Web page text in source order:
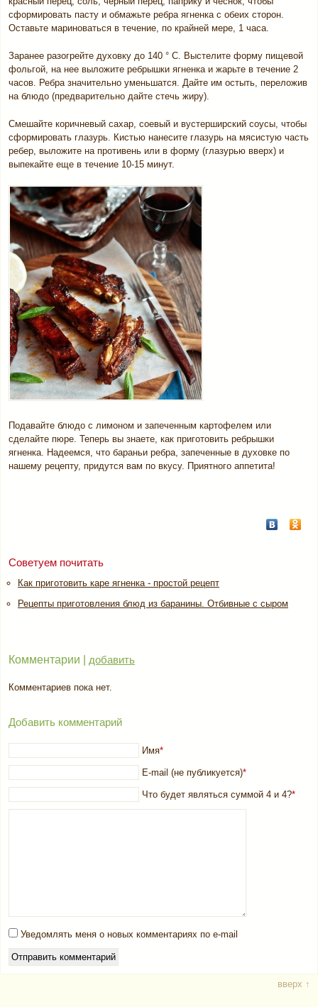
сформировать пасту и обмажьте ребра ягненка с обеих сторон.
Оставьте мариноваться в течение, по крайней мере, 1 часа.
Заранее разогрейте духовку до 140 ° С. Выстелите форму пищевой
фольгой, на нее выложите ребрышки ягненка и жарьте в течение 2
часов. Ребра значительно уменьшатся. Дайте им остыть, переложив
на блюдо (предварительно дайте стечь жиру).
Смешайте коричневый сахар, соевый и вустерширский соусы, чтобы
сформировать глазурь. Кистью нанесите глазурь на мясистую часть
ребер, выложите на противень или в форму (глазурью вверх) и
выпекайте еще в течение 10-15 минут.
Подавайте блюдо с лимоном и запеченным картофелем или
сделайте пюре. Теперь вы знаете, как приготовить ребрышки
ягненка. Надеемся, что бараньи ребра, запеченные в духовке по
нашему рецепту, придутся вам по вкусу. Приятного аппетита!
Советуем почитать
Как приготовить каре ягненка - простой рецепт
Рецепты приготовления блюд из баранины. Отбивные с сыром
Комментарии | добавить
Комментариев пока нет.
Добавить комментарий
Имя*
E-mail (не публикуется)*
Что будет являться суммой 4 и 4?*
Уведомлять меня о новых комментариях по e-mail
вверх ↑